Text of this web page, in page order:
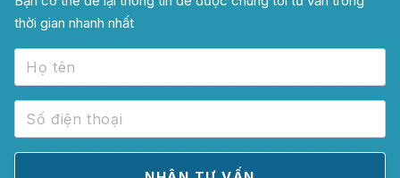
thời gian nhanh nhất